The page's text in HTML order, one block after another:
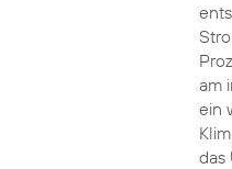
am
ein
das